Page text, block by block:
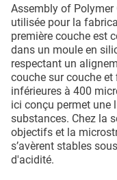
Assembly of Polymer
utilisée pour la
première couche est
dans un moule en
respectant un
couche sur couche
inférieures à 400
ici conçu permet une
substances. Chez la
objectifs et la
s’avèrent stables
d'acidité.